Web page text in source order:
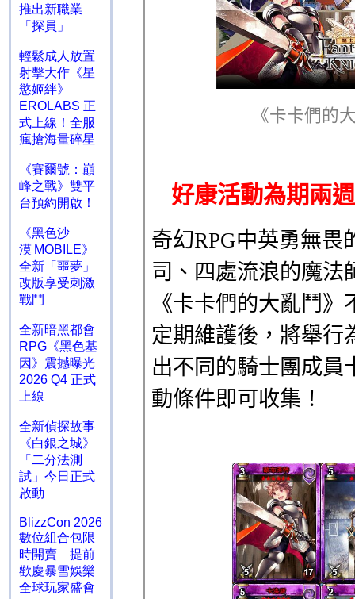
推出新職業
「探員」
輕鬆成人放置
射擊大作《星
慾姬絆》
EROLABS 正
式上線！全服
瘋搶海量碎星
《賽爾號：巔
峰之戰》雙平
台預約開啟！
《黑色沙
漠 MOBILE》
全新「噩夢」
改版享受刺激
戰鬥
全新暗黑都會
RPG《黑色基
因》震撼曝光
2026 Q4 正式
上線
全新偵探故事
《白銀之城》
「二分法測
試」今日正式
啟動
BlizzCon 2026
數位組合包限
時開賣 提前
歡慶暴雪娛樂
全球玩家盛會